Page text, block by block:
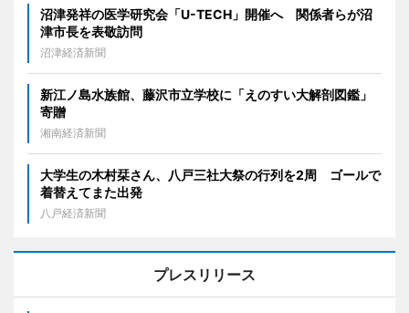
沼津発祥の医学研究会「U-TECH」開催へ 関係者らが沼
津市長を表敬訪問
沼津経済新聞
新江ノ島水族館、藤沢市立学校に「えのすい大解剖図鑑」
寄贈
湘南経済新聞
大学生の木村栞さん、八戸三社大祭の行列を2周 ゴールで
着替えてまた出発
八戸経済新聞
プレスリリース